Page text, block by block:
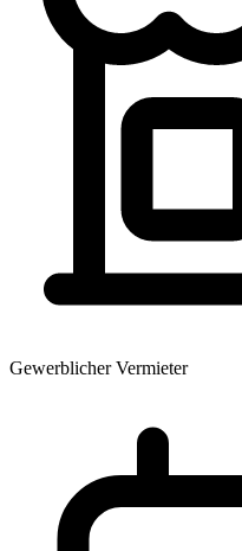
Gewerblicher Vermieter